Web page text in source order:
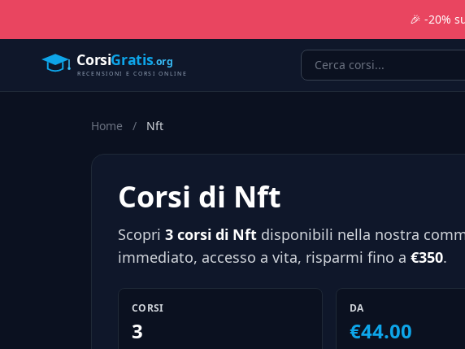
🎉 -20%
Home / Nft
Corsi di Nft
Scopri 3 corsi di Nft disponibili nella nostra
immediato, accesso a vita, risparmi fino a €350.
CORSI
3
DA
€44.00